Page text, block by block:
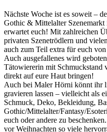
Nächste Woche ist es soweit –
Gothic & Mittelalter
erwartet euch! Mit zahlreichen
privaten Szenetrödlern und
auch zum Teil extra für euch
Auch ausgefallenes wird
Tätowiererin mit Schmuckstand
direkt auf eure Haut bringen!
Auch bei Maler Hörni könnt ihr
gravieren lassen – vielleicht als
Schmuck, Deko, Bekleidung,
Gothic/Mittelalter/Fantasy/
euch oder andere zu
vor Weihnachten so viele